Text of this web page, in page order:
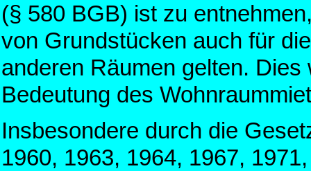
(§ 580 BGB) ist zu
von Grundstücken auch für
anderen Räumen gelten.
Bedeutung des
Insbesondere durch die
1960, 1963, 1964, 1967,